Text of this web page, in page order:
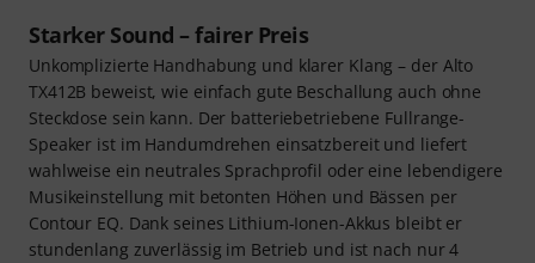
Starker Sound – fairer Preis
Unkomplizierte Handhabung und klarer Klang – der Alto
TX412B beweist, wie einfach gute Beschallung auch ohne
Steckdose sein kann. Der batteriebetriebene Fullrange-
Speaker ist im Handumdrehen einsatzbereit und liefert
wahlweise ein neutrales Sprachprofil oder eine lebendigere
Musikeinstellung mit betonten Höhen und Bässen per
Contour EQ. Dank seines Lithium-Ionen-Akkus bleibt er
stundenlang zuverlässig im Betrieb und ist nach nur 4